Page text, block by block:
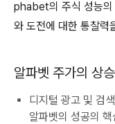
phabet의 주식 성능의
와 도전에 대한 통찰력
알파벳 주가의 상
디지털 광고 및 검
알파벳의 성공의